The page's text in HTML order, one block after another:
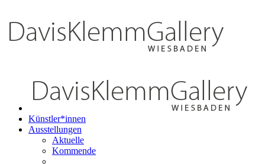
Künstler*innen
Ausstellungen
Aktuelle
Kommende